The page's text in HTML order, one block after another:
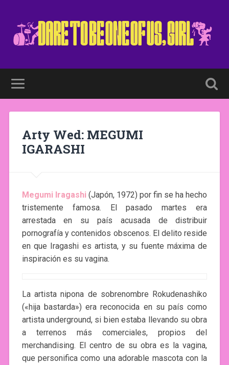
Arty Wed: MEGUMI
IGARASHI
Megumi Iragashi(Japón, 1972) por fin se ha hecho
tristemente famosa. El pasado martes era
arrestada en su país acusada de distribuir
pornografía y contenidos obscenos. El delito reside
en que Iragashi es artista, y su fuente máxima de
inspiración es su vagina.
La artista nipona de sobrenombre Rokudenashiko
(«hija bastarda») era reconocida en su país como
artista underground, si bien estaba llevando su obra
a terrenos más comerciales, propios del
merchandising. El centro de su obra es la vagina,
que personifica como una adorable mascota con la